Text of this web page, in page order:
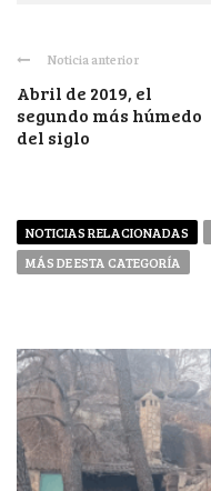
Noticia anterior
Abril de 2019, el
segundo más húmedo
del siglo
NOTICIAS RELACIONADAS
MÁS DE ESTA CATEGORÍA